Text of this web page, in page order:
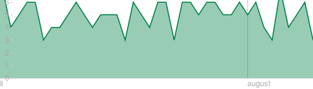
august
0
1
2
3
4
5